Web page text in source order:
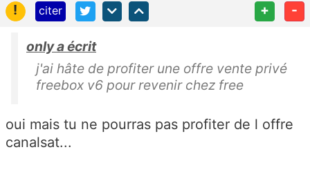
!
citer + -
only a écrit
j'ai hâte de profiter une offre vente privé
freebox v6 pour revenir chez free
oui mais tu ne pourras pas profiter de l offre
canalsat...